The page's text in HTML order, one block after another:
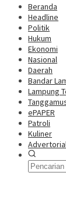
Beranda
Headline
Politik
Hukum
Ekonomi
Nasional
Daerah
Bandar
Lampung
ePAPER
Patroli
Kuliner
Advertorial